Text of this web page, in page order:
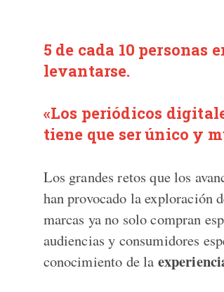
5 de cada 10 personas
levantarse.
«Los periódicos
tiene que ser único y
Los grandes retos que los
han provocado la exploración
marcas ya no solo compran
audiencias y consumidores
conocimiento de la